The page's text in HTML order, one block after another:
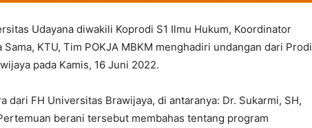
Udayana diwakili Koprodi S1 ​​Ilmu Hukum, Koordinator
KTU, Tim POKJA MBKM menghadiri undangan dari Prodi
pada Kamis, 16 Juni 2022.
dari FH Universitas Brawijaya, di antaranya: Dr. Sukarmi, SH,
berani tersebut membahas tentang program